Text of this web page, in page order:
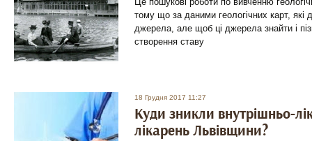
тому що за даними геологічних карт, які
джерела, але щоб ці джерела знайти і
створення ставу
18 Грудня 2017 11:27
Куди зникли внутрішньо-
лікарень Львівщини?